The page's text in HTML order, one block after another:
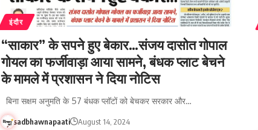
इंदौर
“साकार” के सपने हुए बेकार…संजय दासोत गोपाल
गोयल का फर्जीवाड़ा आया सामने, बंधक प्लाट बेचने
के मामले में प्रशासन ने दिया नोटिस
बिना सक्षम अनुमति के 57 बंधक प्लॉटों को बेचकर सरकार और…
sadbhawnapaati August 14, 2024